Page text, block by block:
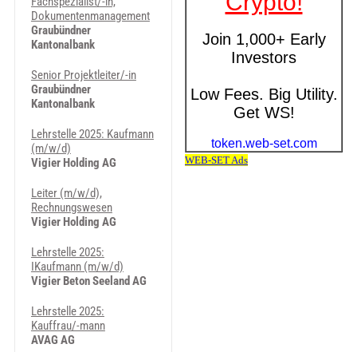
Dokumentenmanagement
Graubündner
Kantonalbank
Senior Projektleiter/-in
Graubündner
Kantonalbank
Lehrstelle 2025: Kaufmann
(m/w/d)
Vigier Holding AG
Leiter (m/w/d),
Rechnungswesen
Vigier Holding AG
Lehrstelle 2025:
IKaufmann (m/w/d)
Vigier Beton Seeland AG
Lehrstelle 2025:
Kauffrau/-mann
AVAG AG